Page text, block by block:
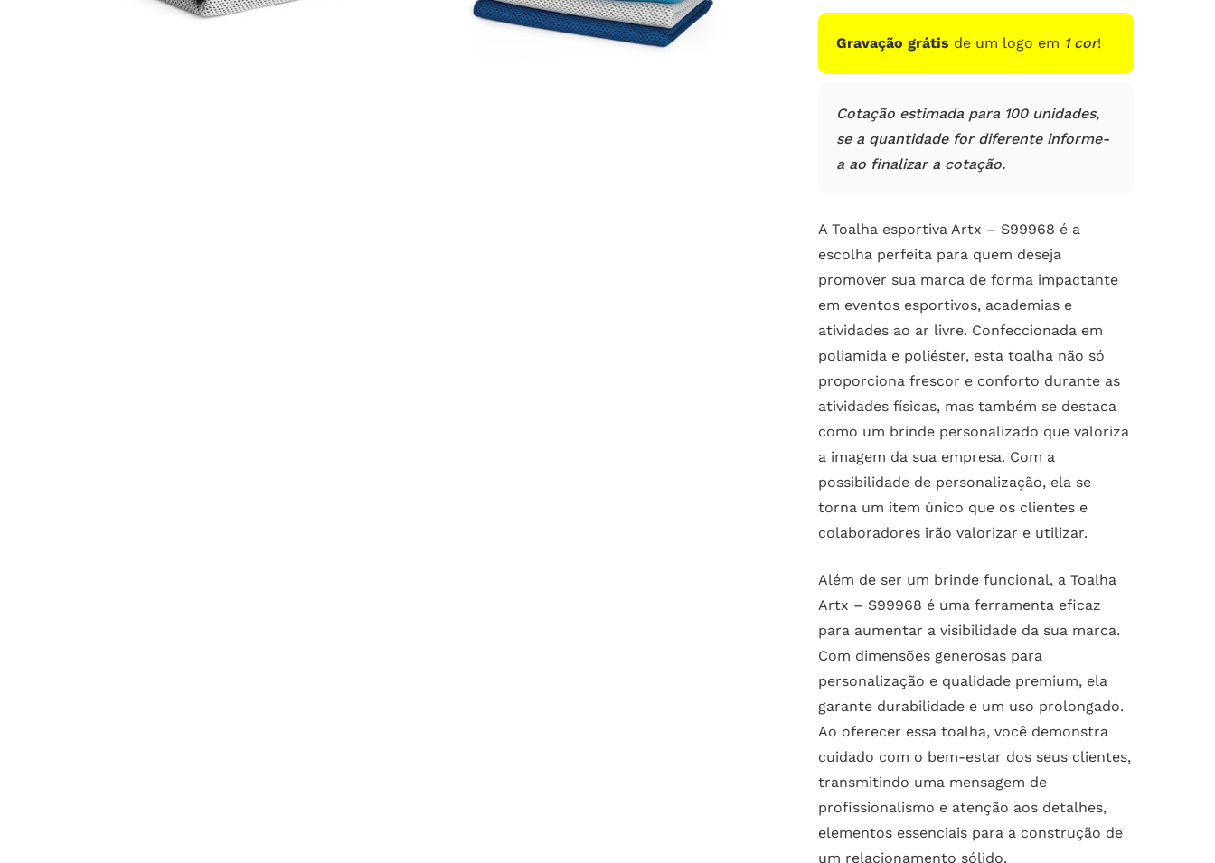
clientes
Gravação grátis de um logo em 1 cor!
Cotação estimada para 100 unidades,
se a quantidade for diferente informe-
a ao finalizar a cotação.
A Toalha esportiva Artx – S99968 é a
escolha perfeita para quem deseja
promover sua marca de forma impactante
em eventos esportivos, academias e
atividades ao ar livre. Confeccionada em
poliamida e poliéster, esta toalha não só
proporciona frescor e conforto durante as
atividades físicas, mas também se destaca
como um brinde personalizado que valoriza
a imagem da sua empresa. Com a
possibilidade de personalização, ela se
torna um item único que os clientes e
colaboradores irão valorizar e utilizar.
Além de ser um brinde funcional, a Toalha
Artx – S99968 é uma ferramenta eficaz
para aumentar a visibilidade da sua marca.
Com dimensões generosas para
personalização e qualidade premium, ela
garante durabilidade e um uso prolongado.
Ao oferecer essa toalha, você demonstra
cuidado com o bem-estar dos seus clientes,
transmitindo uma mensagem de
profissionalismo e atenção aos detalhes,
elementos essenciais para a construção de
um relacionamento sólido.